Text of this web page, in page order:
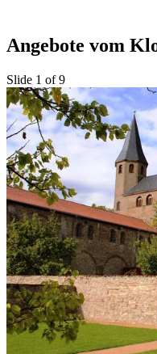
Angebote vom
Slide 1 of 9